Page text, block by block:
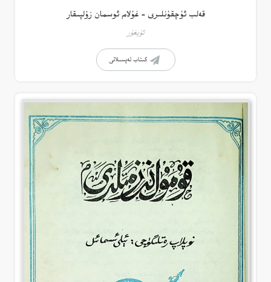
قەلب ئۇچقۇنلىرى – غۇلام ئوسمان زۇلپىقار
ئۇيغۇر
كىتاب تەپسىلاتى